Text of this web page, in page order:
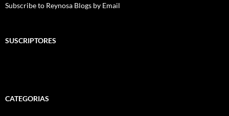
Subscribe to Reynosa Blogs by Email
SUSCRIPTORES
CATEGORIAS